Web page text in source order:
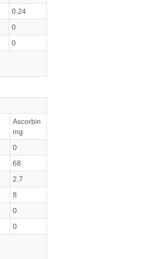
0.24
0
0
Ascorbin
mg
0
68
2.7
8
0
0